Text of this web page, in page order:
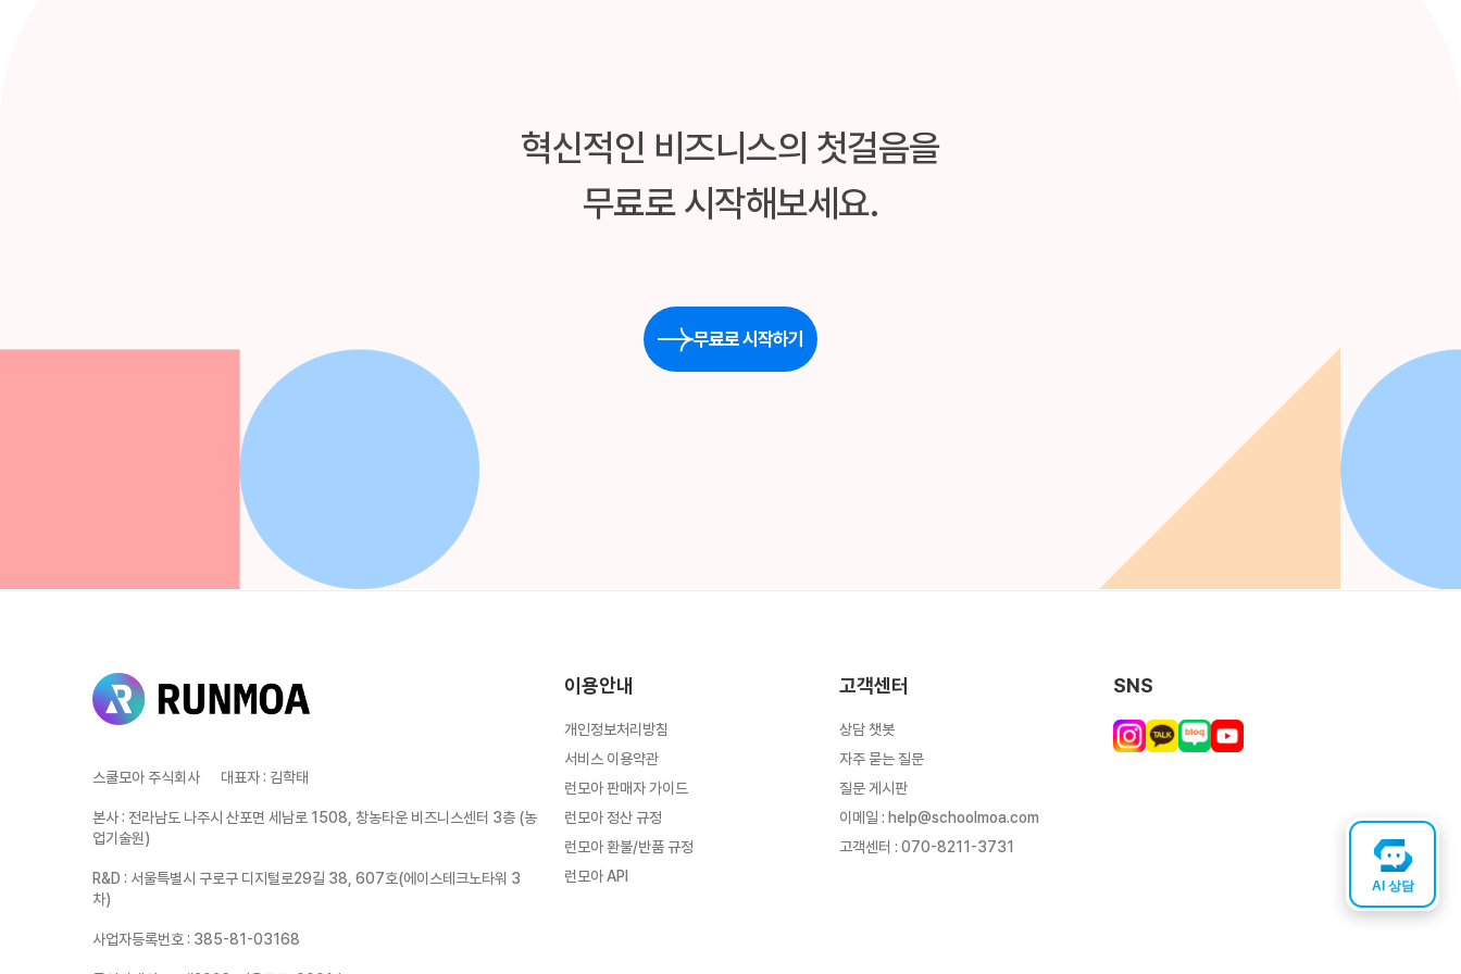
혁신적인 비즈니스의 첫걸음을
무료로 시작해보세요.
무료로 시작하기
스쿨모아 주식회사 대표자: 김학태
본사: 전라남도 나주시 산포면 세남로 1508, 창농타운 비즈니스센터 3층 (농
업기술원)
R&D : 서울특별시 구로구 디지털로29길 38, 607호(에이스테크노타워 3
차)
사업자등록번호: 385-81-03168
이용안내
개인정보처리방침
서비스 이용약관
런모아 판매자 가이드
런모아 정산 규정
런모아 환불/반품 규정
런모아 API
고객센터
상담 챗봇
자주 묻는 질문
질문 게시판
이메일 : help@schoolmoa.com
고객센터 : 070-8211-3731
SNS
AI 상담